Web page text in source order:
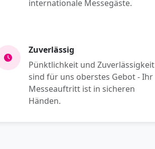
internationale Messegäste.
Zuverlässig
Pünktlichkeit und Zuverlässigkeit
sind für uns oberstes Gebot - Ihr
Messeauftritt ist in sicheren
Händen.